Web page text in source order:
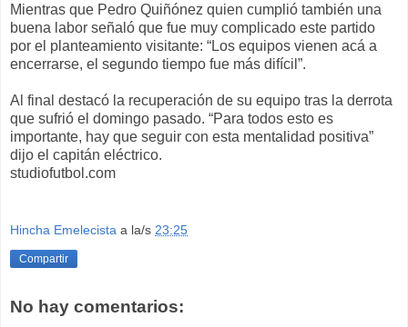
Mientras que Pedro Quiñónez quien cumplió también una
buena labor señaló que fue muy complicado este partido
por el planteamiento visitante: “Los equipos vienen acá a
encerrarse, el segundo tiempo fue más difícil”.
Al final destacó la recuperación de su equipo tras la derrota
que sufrió el domingo pasado. “Para todos esto es
importante, hay que seguir con esta mentalidad positiva”
dijo el capitán eléctrico.
studiofutbol.com
Hincha Emelecista a la/s 23:25
Compartir
No hay comentarios: